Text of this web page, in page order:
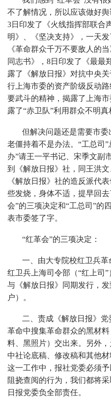
不了解情况，所以应该做好舆
3日印发了《火线指挥部联合
明》、《坚决支持》，一天
《革命群众千万不要敌人的
同志书》，8日印发了《最最
露了《解放日报》对抗中央
行上海市委的资产阶级反动
要武斗的精神，揭露了上海
露了“赤卫队”利用群众不明真
但解决问题还是需要市委
老僵持着不是办法。“工总司
办”请王一平书记、宋季文副
到《解放日报》社，同王洪
《解放日报》社的造反派代
些发烧，身体不适，提早回
会”的三项决定和“工总司”的
表市委签了字。
“红革会”的三项决定：
一、由大专院校红卫兵革
红卫兵上海司令部（“红上司
与《解放日报》同期发行，
户）。
二、责成《解放日报》
革命中搜集革命群众的黑材
料、黑照片）交出来。另外
中社论底稿、修改稿和其他
这一工作中，报社党委必须
阻挠查阅的行为，我们都将
日报党委负全部责任。